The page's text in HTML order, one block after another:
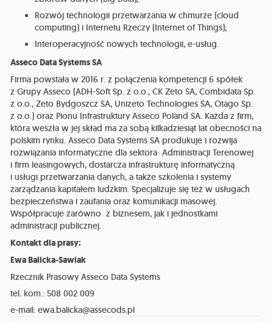
Rozwój technologii przetwarzania w chmurze (cloud
computing) i Internetu Rzeczy (Internet of Things);
Interoperacyjność nowych technologii, e-usług.
Asseco Data Systems SA
Firma powstała w 2016 r. z połączenia kompetencji 6 spółek
z Grupy Asseco (ADH-Soft Sp. z o.o., CK Zeto SA, Combidata Sp.
z o.o., Zeto Bydgoszcz SA, Unizeto Technologies SA, Otago Sp.
z o.o.) oraz Pionu Infrastruktury Asseco Poland SA. Każda z firm,
która weszła w jej skład ma za sobą kilkadziesiąt lat obecności na
polskim rynku. Asseco Data Systems SA produkuje i rozwija
rozwiązania informatyczne dla sektora Administracji Terenowej
i firm leasingowych, dostarcza infrastrukturę informatyczną
i usługi przetwarzania danych, a także szkolenia i systemy
zarządzania kapitałem ludzkim. Specjalizuje się też w usługach
bezpieczeństwa i zaufania oraz komunikacji masowej.
Współpracuje zarówno z biznesem, jak i jednostkami
administracji publicznej.
Kontakt dla prasy:
Ewa Balicka-Sawiak
Rzecznik Prasowy Asseco Data Systems
tel. kom.: 508 002 009
e-mail: ewa.balicka@assecods.pl